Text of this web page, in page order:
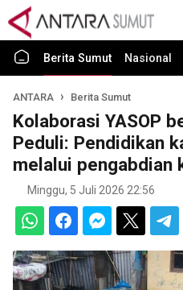
Berita Sumut Nasional
ANTARA Berita Sumut
Kolaborasi YASOP
Peduli: Pendidikan
melalui pengabdian
Minggu, 5 Juli 2026 22:56